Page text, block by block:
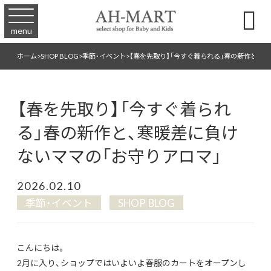
menu 
ホーム>SHOP BLOG>季節・イベント>【春を先取り】「今すぐ着られる」春の新作と、
【春を先取り】「今すぐ着られ
る」春の新作と、寒暖差に負け
ないママの「お守りアロマ」
2026.02.10
季節・イベント SHOP BLOG
こんにちは。
2月に入り、ショップではいよいよ春服のカートをオープンし